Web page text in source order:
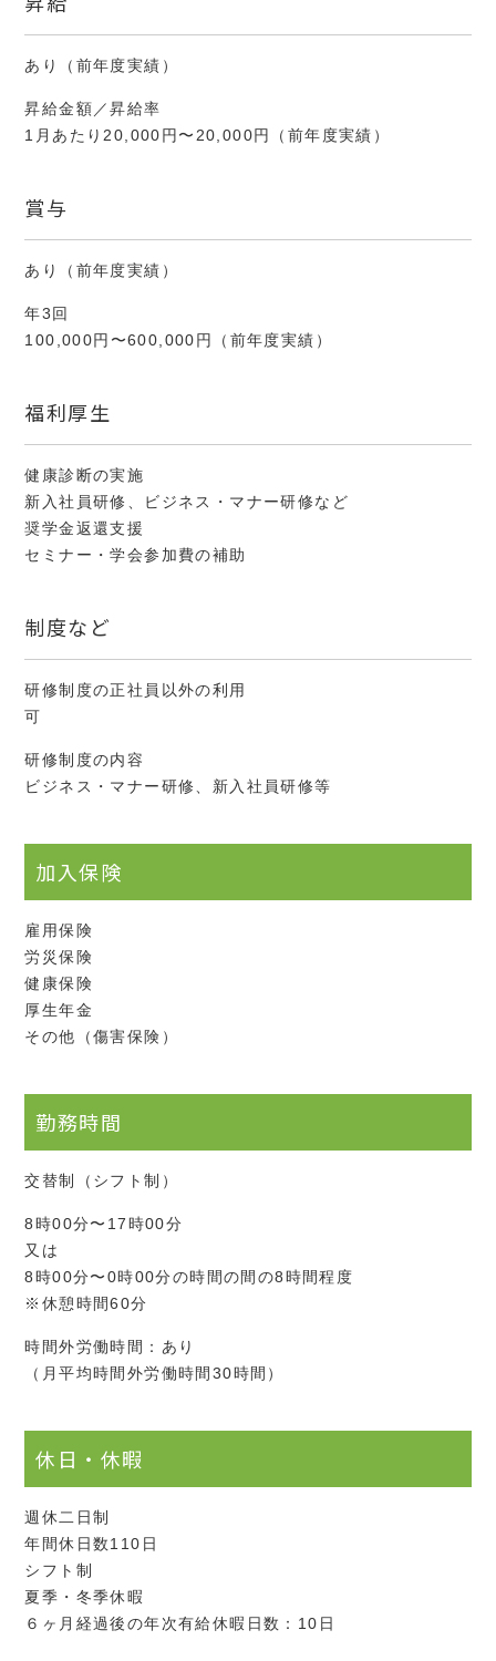
あり（前年度実績）
昇給金額／昇給率
1月あたり20,000円〜20,000円（前年度実績）
賞与
あり（前年度実績）
年3回
100,000円〜600,000円（前年度実績）
福利厚生
健康診断の実施
新入社員研修、ビジネス・マナー研修など
奨学金返還支援
セミナー・学会参加費の補助
制度など
研修制度の正社員以外の利用
可
研修制度の内容
ビジネス・マナー研修、新入社員研修等
加入保険
雇用保険
労災保険
健康保険
厚生年金
その他（傷害保険）
勤務時間
交替制（シフト制）
8時00分〜17時00分
又は
8時00分〜0時00分の時間の間の8時間程度
※休憩時間60分
時間外労働時間：あり
（月平均時間外労働時間30時間）
休日・休暇
週休二日制
年間休日数110日
シフト制
夏季・冬季休暇
６ヶ月経過後の年次有給休暇日数：10日